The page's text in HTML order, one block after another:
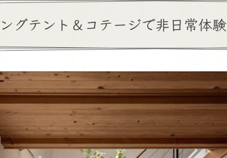
グテント＆コテージで非日常体験